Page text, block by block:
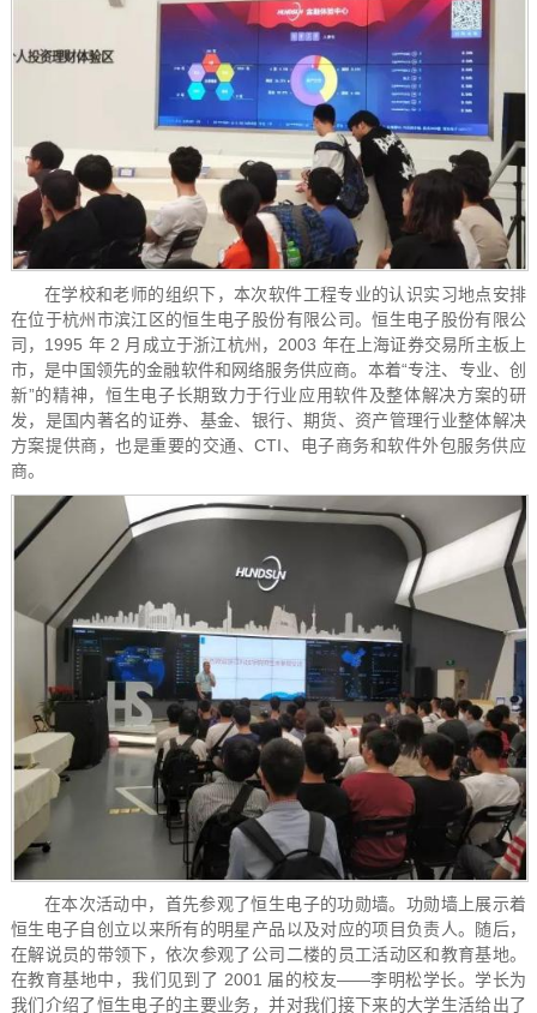
在学校和老师的组织下，本次软件工程专业的认识实习地点安排
在位于杭州市滨江区的恒生电子股份有限公司。恒生电子股份有限公
司，1995 年 2 月成立于浙江杭州，2003 年在上海证券交易所主板上
市，是中国领先的金融软件和网络服务供应商。本着“专注、专业、创
新”的精神，恒生电子长期致力于行业应用软件及整体解决方案的研
发，是国内著名的证券、基金、银行、期货、资产管理行业整体解决
方案提供商，也是重要的交通、CTI、电子商务和软件外包服务供应
商。
在本次活动中，首先参观了恒生电子的功勋墙。功勋墙上展示着
恒生电子自创立以来所有的明星产品以及对应的项目负责人。随后，
在解说员的带领下，依次参观了公司二楼的员工活动区和教育基地。
在教育基地中，我们见到了 2001 届的校友——李明松学长。学长为
我们介绍了恒生电子的主要业务，并对我们接下来的大学生活给出了